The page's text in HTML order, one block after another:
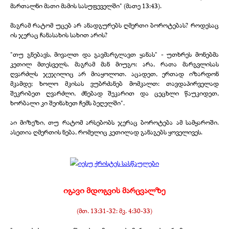
მართალნი მათი მამის სასუფეველში" (მათე 13:43).
მაგრამ რატომ უცებ არ ანადგურებს ღმერთი ბოროტებას? როდესაც
ის ჯერაც ჩანასახის სახით არის?
"თუ გნებავს, მივალთ და გავმარგლავთ ყანას" - უთხრეს მონებმა
კეთილ მთესველს. მაგრამ მან მიუგო: არა, რათა მარგვლისას
ღვარძლს ჯეჯილიც არ მიაყოლოთ. აცადეთ, ერთად იზარდონ
მკამდე; ხოლო მკისას ვუბრძანებ მომკალთ: თავდაპირველად
შეკრიბეთ ღვარძლი, ძნებად შეკარით და ცეცხლი წაუკიდეთ,
ხორბალი კი შეინახეთ ჩემს ბეღელში".
აი მიზეზი, თუ რატომ არსებობს ჯერაც ბოროტება ამ სამყაროში.
ასეთია ღმერთის ნება, რომელიც კეთილად განაგებს ყოველივეს.
იგავი მდოგვის მარცვალზე
(მთ. 13:31-32: მკ. 4:30-33)